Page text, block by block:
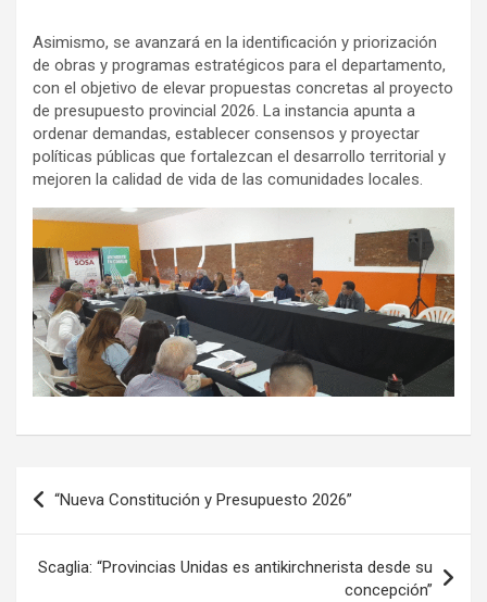
Asimismo, se avanzará en la identificación y priorización
de obras y programas estratégicos para el departamento,
con el objetivo de elevar propuestas concretas al proyecto
de presupuesto provincial 2026. La instancia apunta a
ordenar demandas, establecer consensos y proyectar
políticas públicas que fortalezcan el desarrollo territorial y
mejoren la calidad de vida de las comunidades locales.
Navegación
de
entradas
“Nueva Constitución y Presupuesto 2026”
Scaglia: “Provincias Unidas es antikirchnerista desde su
concepción”